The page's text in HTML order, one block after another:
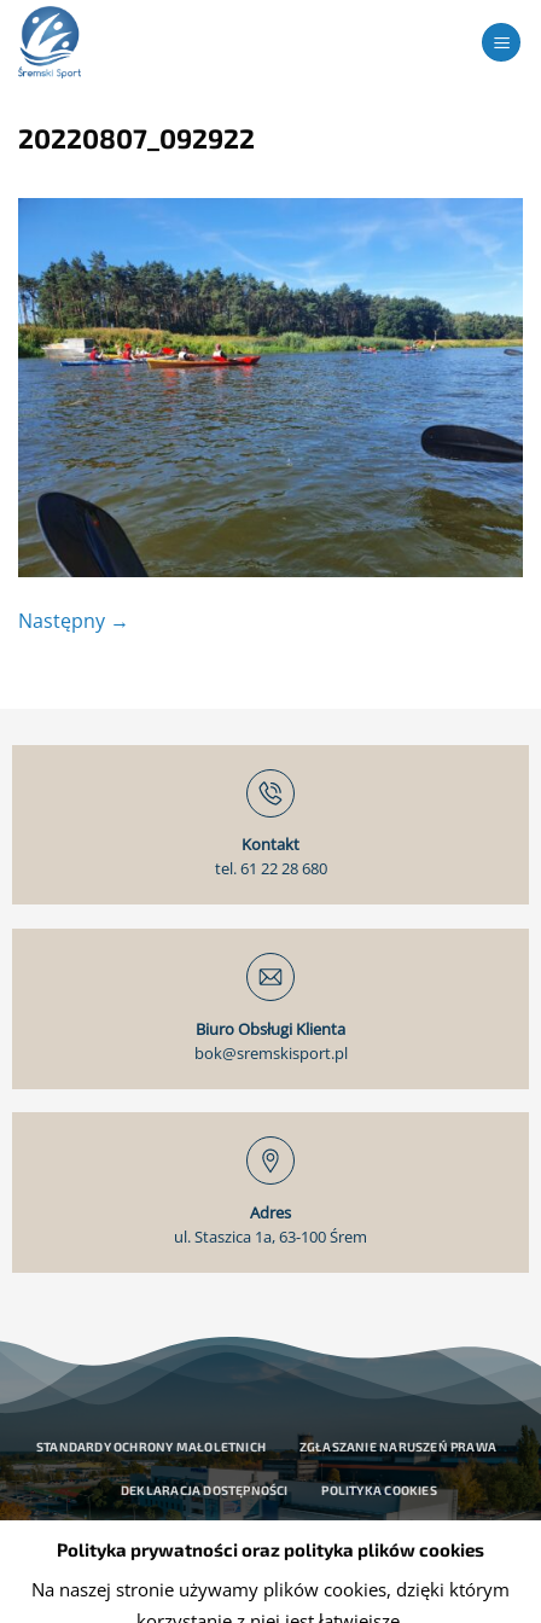
treści
Przewiń
do
zawartości
20220807_092922
Następny →
Kontakt
tel. 61 22 28 680
Biuro Obsługi Klienta
bok@sremskisport.pl
Adres
ul. Staszica 1a, 63-100 Śrem
STANDARDY OCHRONY MAŁOLETNICH ZGŁASZANIE NARUSZEŃ PRAWA
DEKLARACJA DOSTĘPNOŚCI POLITYKA COOKIES
Polityka prywatności oraz polityka plików cookies
Na naszej stronie używamy plików cookies, dzięki którym